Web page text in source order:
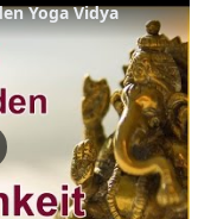
Yoga Vidya